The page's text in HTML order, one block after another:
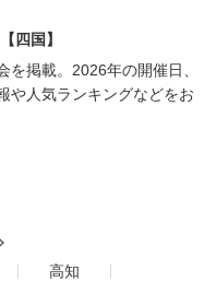
四国】
を掲載。2026年の開催日、
や人気ランキングなどをお
高知